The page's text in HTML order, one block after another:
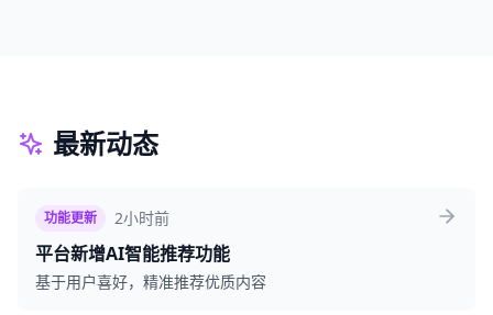
最新动态
功能更新 2小时前
平台新增AI智能推荐功能
基于用户喜好，精准推荐优质内容